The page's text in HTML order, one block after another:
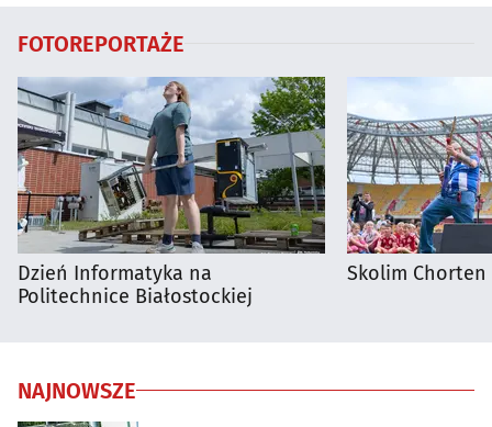
FOTOREPORTAŻE
Dzień Informatyka na
Politechnice Białostockiej
Skolim Chorten
NAJNOWSZE